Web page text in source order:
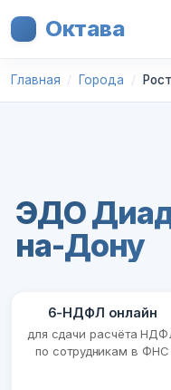
Октава
Главная Города
ЭДО
на-Дону
6-НДФЛ онлайн
для сдачи расчёта
по сотрудникам в ФНС